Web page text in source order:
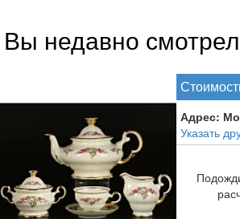
Вы недавно
Адрес:
Указать